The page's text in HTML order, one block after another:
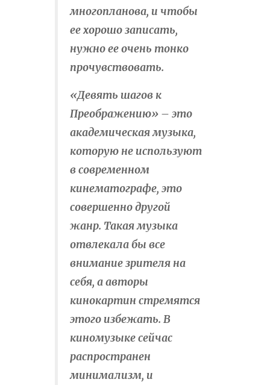
многопланова, и чтобы
ее хорошо записать,
нужно ее очень тонко
прочувствовать.
«Девять шагов к
Преображению» – это
академическая музыка,
которую не используют
в современном
кинематографе, это
совершенно другой
жанр. Такая музыка
отвлекала бы все
внимание зрителя на
себя, а авторы
кинокартин стремятся
этого избежать. В
киномузыке сейчас
распространен
минимализм, и